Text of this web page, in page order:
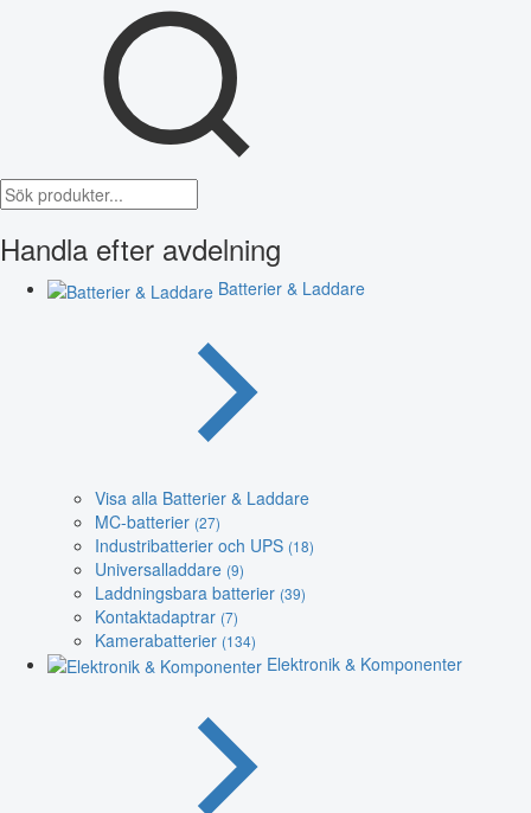
Handla efter avdelning
Batterier & Laddare
Visa alla Batterier & Laddare
MC-batterier (27)
Industribatterier och UPS (18)
Universalladdare (9)
Laddningsbara batterier (39)
Kontaktadaptrar (7)
Kamerabatterier (134)
Elektronik & Komponenter